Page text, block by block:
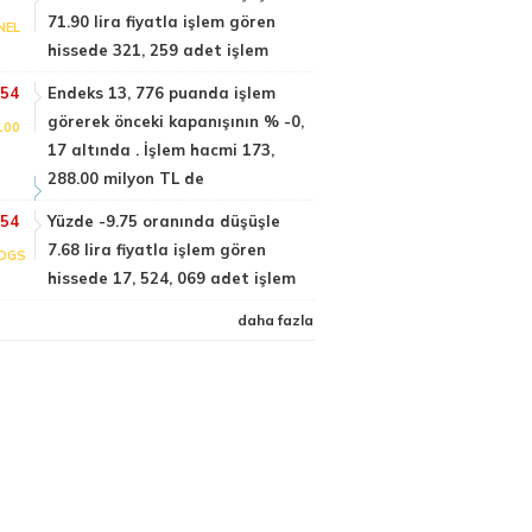
71.90 lira fiyatla işlem gören
hissede 321, 259 adet işlem
Endeks 13, 776 puanda işlem
görerek önceki kapanışının % -0,
17 altında . İşlem hacmi 173,
288.00 milyon TL de
Yüzde -9.75 oranında düşüşle
7.68 lira fiyatla işlem gören
hissede 17, 524, 069 adet işlem
daha fazla